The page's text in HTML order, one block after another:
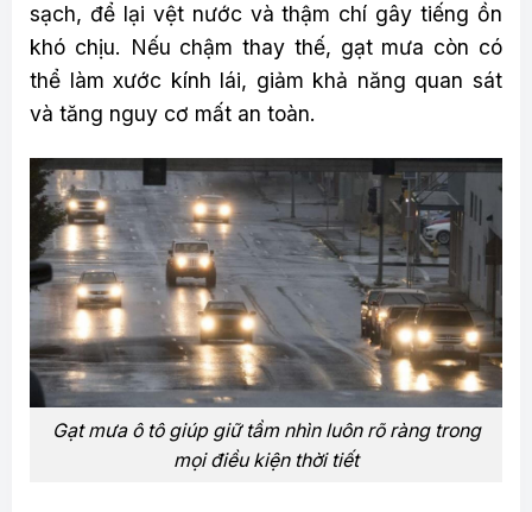
sạch, để lại vệt nước và thậm chí gây tiếng ồn
khó chịu. Nếu chậm thay thế, gạt mưa còn có
thể làm xước kính lái, giảm khả năng quan sát
và tăng nguy cơ mất an toàn.
Gạt mưa ô tô giúp giữ tầm nhìn luôn rõ ràng trong
mọi điều kiện thời tiết